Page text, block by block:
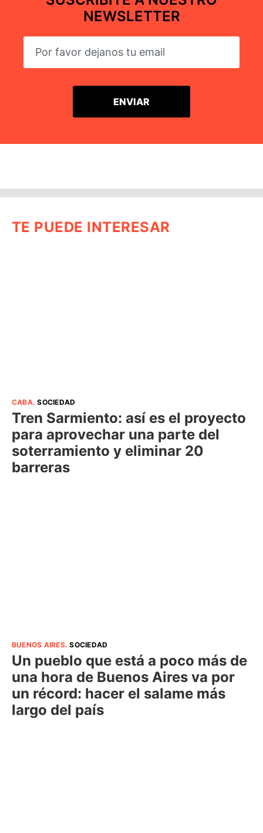
NEWSLETTER
TE PUEDE INTERESAR
CABA.SOCIEDAD
Tren Sarmiento: así es el proyecto
para aprovechar una parte del
soterramiento y eliminar 20
barreras
BUENOS AIRES.SOCIEDAD
Un pueblo que está a poco más de
una hora de Buenos Aires va por
un récord: hacer el salame más
largo del país